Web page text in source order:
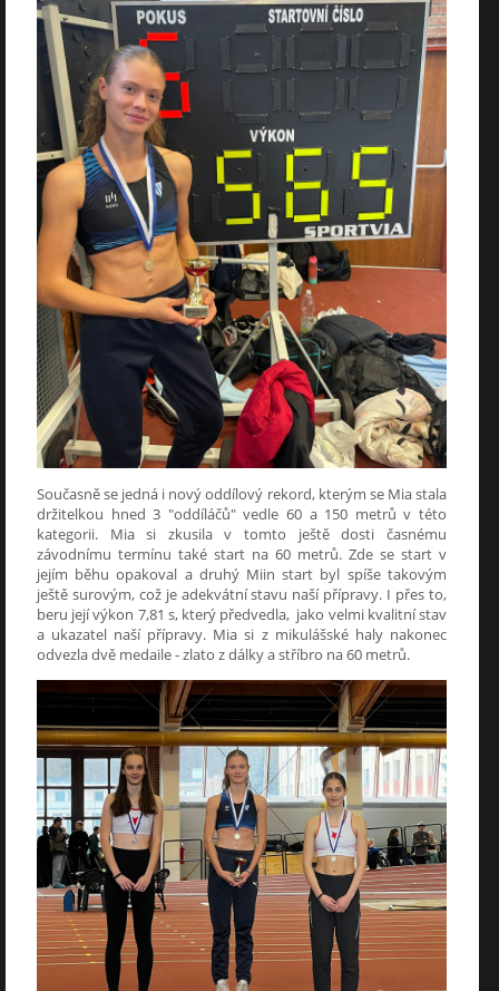
Současně se jedná i nový oddílový rekord, kterým se Mia stala
držitelkou hned 3 "oddíláčů" vedle 60 a 150 metrů v této
kategorii. Mia si zkusila v tomto ještě dosti časnému
závodnímu termínu také start na 60 metrů. Zde se start v
jejím běhu opakoval a druhý Miin start byl spíše takovým
ještě surovým, což je adekvátní stavu naší přípravy. I přes to,
beru její výkon 7,81 s, který předvedla, jako velmi kvalitní stav
a ukazatel naší přípravy. Mia si z mikulášské haly nakonec
odvezla dvě medaile - zlato z dálky a stříbro na 60 metrů.